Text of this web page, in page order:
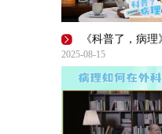
2025-08-15